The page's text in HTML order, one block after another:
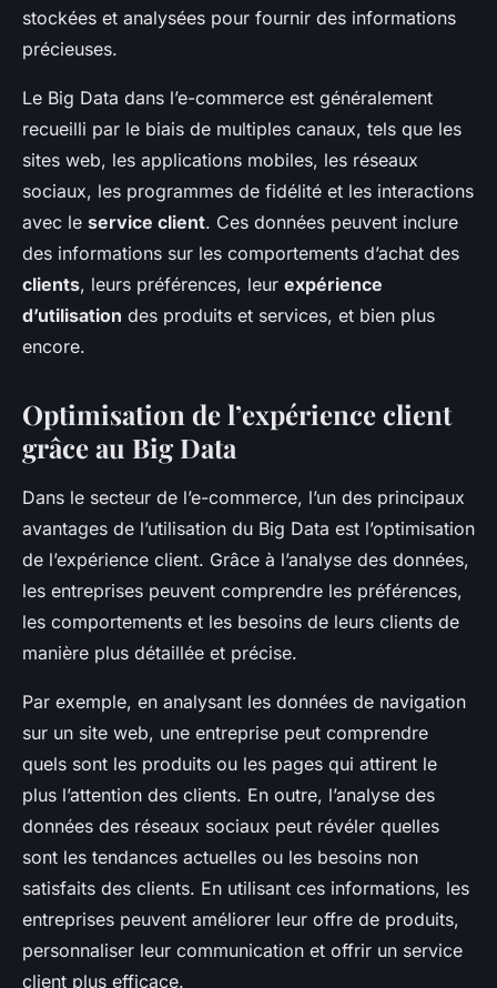
stockées et analysées pour fournir des informations
précieuses.
Le Big Data dans l’e-commerce est généralement
recueilli par le biais de multiples canaux, tels que les
sites web, les applications mobiles, les réseaux
sociaux, les programmes de fidélité et les interactions
avec le service client. Ces données peuvent inclure
des informations sur les comportements d’achat des
clients, leurs préférences, leur expérience
d’utilisation des produits et services, et bien plus
encore.
Optimisation de l’expérience client
grâce au Big Data
Dans le secteur de l’e-commerce, l’un des principaux
avantages de l’utilisation du Big Data est l’optimisation
de l’expérience client. Grâce à l’analyse des données,
les entreprises peuvent comprendre les préférences,
les comportements et les besoins de leurs clients de
manière plus détaillée et précise.
Par exemple, en analysant les données de navigation
sur un site web, une entreprise peut comprendre
quels sont les produits ou les pages qui attirent le
plus l’attention des clients. En outre, l’analyse des
données des réseaux sociaux peut révéler quelles
sont les tendances actuelles ou les besoins non
satisfaits des clients. En utilisant ces informations, les
entreprises peuvent améliorer leur offre de produits,
personnaliser leur communication et offrir un service
client plus efficace.